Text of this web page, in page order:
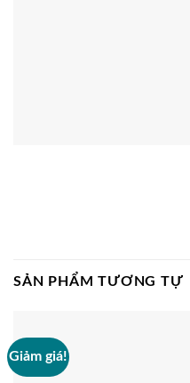
SẢN PHẨM TƯƠNG TỰ
Giảm giá!